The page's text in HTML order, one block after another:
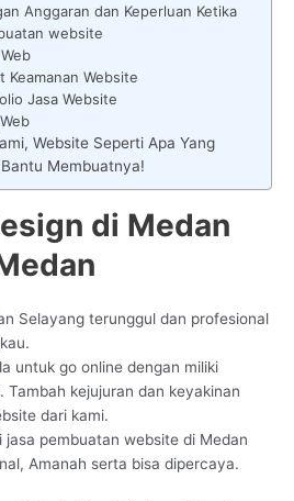
Anggaran dan Keperluan Ketika
website
Keamanan Website
Jasa Website
Website Seperti Apa Yang
Membuatnya!
di Medan
Selayang terunggul dan profesional
untuk go online dengan miliki
kejujuran dan keyakinan
dari kami.
jasa pembuatan website di Medan
Amanah serta bisa dipercaya.